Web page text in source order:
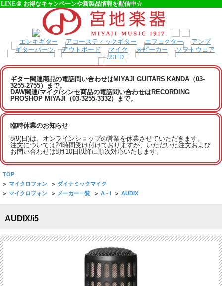
LINE＠ お得なキャンペーンや新製品情報を配信中☆
ギター関連商品の電話問い合わせはMIYAJI GUITARS KANDA（03-
3255-2755）まで。
DAW関連/マイク/シンセ商品の電話問い合わせはRECORDING
PROSHOP MIYAJI（03-3255-3332）まで。
臨時休業のお知らせ
8/9(日)は、オンラインショップの営業を休業させていただきます。
注文については24時間受け付けておりますが、いただいた注文および
お問い合わせは8月10日以降に順次対応いたします。
TOP
> マイクロフォン > ダイナミックマイク
> マイクロフォン > メーカー一覧 > A - I > AUDIX
AUDIX/i5